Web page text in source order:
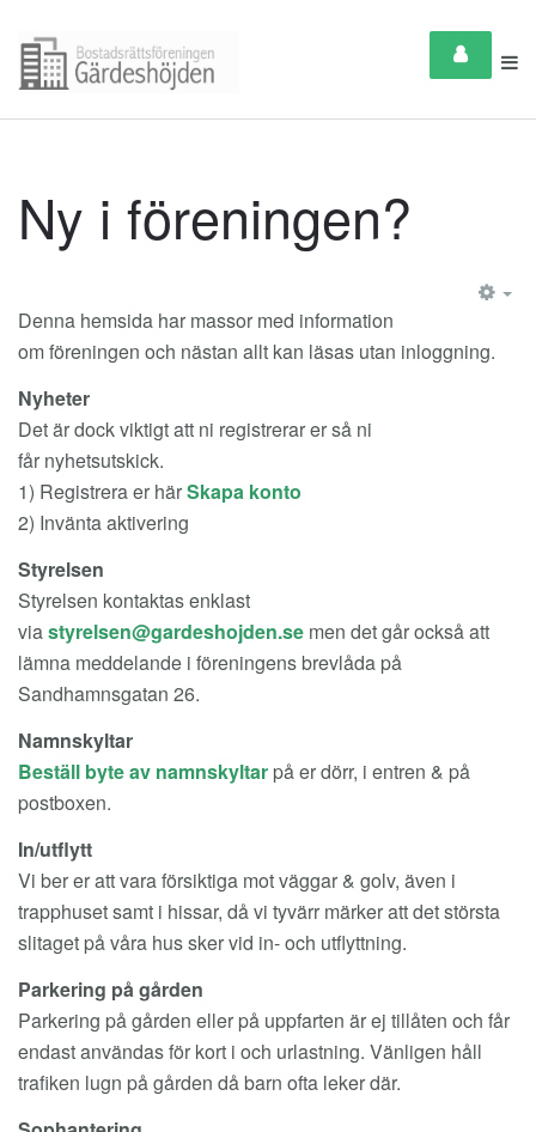
Ny i föreningen?
Denna hemsida har massor med information
om föreningen och nästan allt kan läsas utan inloggning.
Nyheter
Det är dock viktigt att ni registrerar er så ni
får nyhetsutskick.
1) Registrera er härSkapa konto
2) Invänta aktivering
Styrelsen
Styrelsen kontaktas enklast
via
men det går också att
lämna meddelande i föreningens brevlåda på
Sandhamnsgatan 26.
Namnskyltar
Beställ byte av namnskyltar på er dörr, i entren & på
postboxen.
In/utflytt
Vi ber er att vara försiktiga mot väggar & golv, även i
trapphuset samt i hissar, då vi tyvärr märker att det största
slitaget på våra hus sker vid in- och utflyttning.
Parkering på gården
Parkering på gården eller på uppfarten är ej tillåten och får
endast användas för kort i och urlastning. Vänligen håll
trafiken lugn på gården då barn ofta leker där.